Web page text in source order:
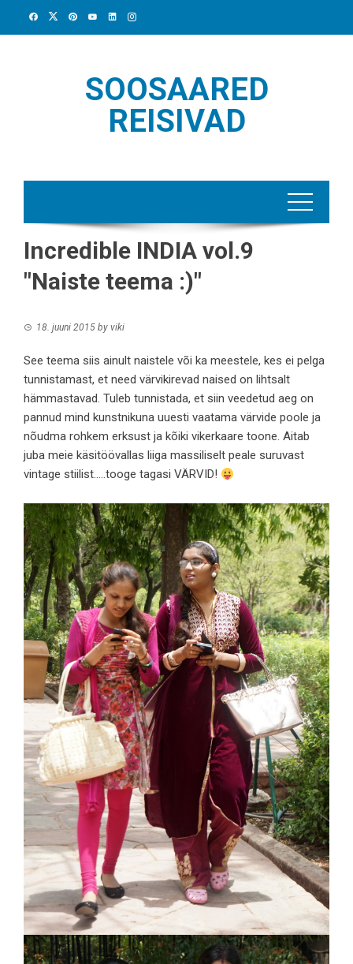
SOOSAARED
REISIVAD
Incredible INDIA vol.9
"Naiste teema :)"
18. juuni 2015 by viki
See teema siis ainult naistele või ka meestele, kes ei pelga
tunnistamast, et need värvikirevad naised on lihtsalt
hämmastavad. Tuleb tunnistada, et siin veedetud aeg on
pannud mind kunstnikuna uuesti vaatama värvide poole ja
nõudma rohkem erksust ja kõiki vikerkaare toone. Aitab
juba meie käsitöövallas liiga massiliselt peale suruvast
vintage stiilist…..tooge tagasi VÄRVID!